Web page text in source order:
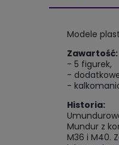
Modele
Zawartość:
- 5 figurek,
-
-
Historia:
Mundur z
M36 i M40.